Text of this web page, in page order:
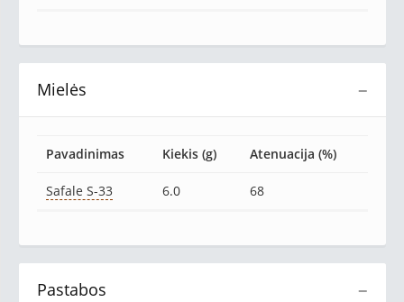
−
Mielės
Pavadinimas Kiekis (g) Atenuacija (%)
Safale S-33 6.0 68
−
Pastabos